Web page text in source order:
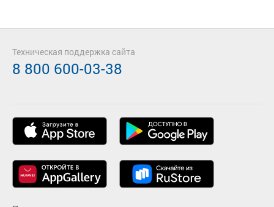
Техническая поддержка сайта
8 800 600-03-38